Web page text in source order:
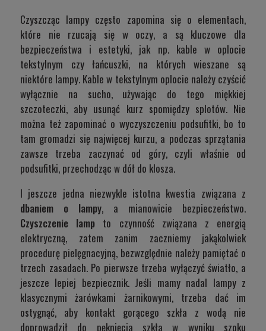
Czyszcząc lampy często zapomina się o elementach,
które nie rzucają się w oczy, a są kluczowe dla
bezpieczeństwa i estetyki, jak np. kable w oplocie
tekstylnym czy łańcuszki, na których wieszane są
niektóre lampy. Kable w tekstylnym oplocie należy czyścić
wyłącznie na sucho, używając do tego miękkiej
szczoteczki, aby usunąć kurz spomiędzy splotów. Nie
można też zapominać o wyczyszczeniu podsufitki, bo to
tam gromadzi się najwięcej kurzu, a podczas sprzątania
zawsze trzeba zaczynać od góry, czyli właśnie od
podsufitki, przechodząc w dół do klosza.
I jeszcze jedna niezwykle istotna kwestia związana z
dbaniem o lampy, a mianowicie bezpieczeństwo.
Czyszczenie lamp to czynność związana z energią
elektryczną, zatem zanim zaczniemy jakąkolwiek
procedurę pielęgnacyjną, bezwzględnie należy pamiętać o
trzech zasadach. Po pierwsze trzeba wyłączyć światło, a
jeszcze lepiej bezpiecznik. Jeśli mamy nadal lampy z
klasycznymi żarówkami żarnikowymi, trzeba dać im
ostygnąć, aby kontakt gorącego szkła z wodą nie
doprowadził do pęknięcia szkła w wyniku szoku